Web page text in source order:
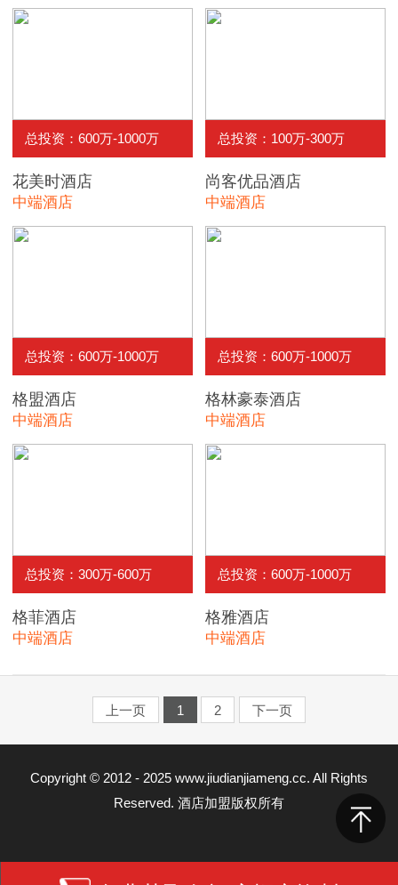
总投资：600万-1000万
花美时酒店
中端酒店
总投资：100万-300万
尚客优品酒店
中端酒店
总投资：600万-1000万
格盟酒店
中端酒店
总投资：600万-1000万
格林豪泰酒店
中端酒店
总投资：300万-600万
格菲酒店
中端酒店
总投资：600万-1000万
格雅酒店
中端酒店
上一页 1 2 下一页
Copyright © 2012 - 2025 www.jiudianjiameng.cc. All Rights
Reserved. 酒店加盟版权所有